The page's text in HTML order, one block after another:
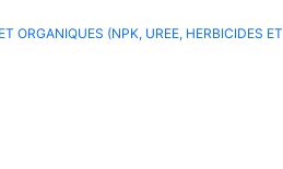
ORGANIQUES (NPK, UREE, HERBICIDES ET